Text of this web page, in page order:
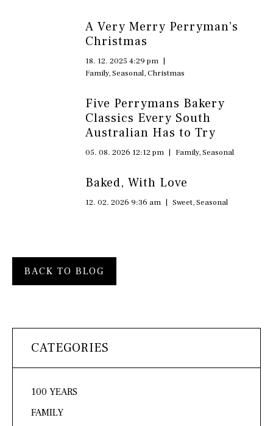
A Very Merry Perryman’s
Christmas
18. 12. 2025 4:29 pm |
Family,Seasonal,Christmas
Five Perrymans Bakery
Classics Every South
Australian Has to Try
05. 08. 2026 12:12 pm | Family,Seasonal
Baked, With Love
12. 02. 2026 9:36 am | Sweet,Seasonal
BACK TO BLOG
CATEGORIES
100 YEARS
FAMILY